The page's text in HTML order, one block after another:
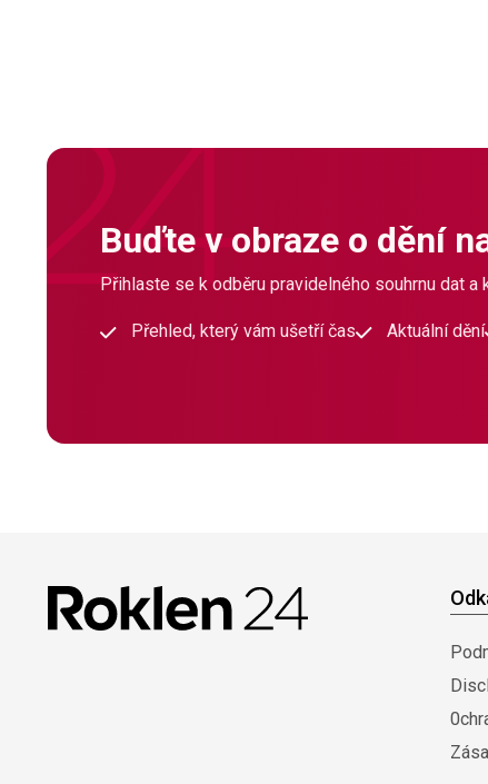
Buďte v obraze o dění
Přihlaste se k odběru pravidelného souhrnu dat
Přehled, který vám ušetří čas Aktuální dění